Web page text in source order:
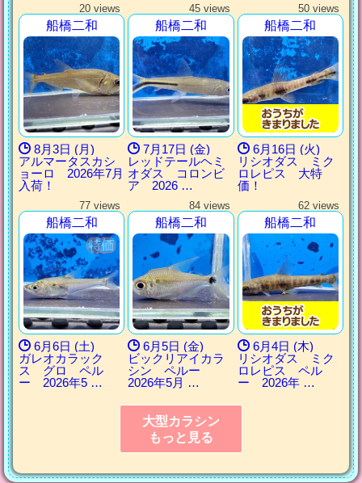
20 views
船橋二和
8月3日 (月)
アルマータスカシ
ョーロ 2026年7月
入荷！
45 views
船橋二和
7月17日 (金)
レッドテールヘミ
オダス コロンビ
ア 2026 …
50 views
船橋二和
6月16日 (火)
リシオダス ミク
ロレピス 大特
価！
77 views
船橋二和
6月6日 (土)
ガレオカラック
ス グロ ペル
ー 2026年5 …
84 views
船橋二和
6月5日 (金)
ビックリアイカラ
シン ペルー
2026年5月 …
62 views
船橋二和
6月4日 (木)
リシオダス ミク
ロレピス ペル
ー 2026年 …
大型カラシン
もっと見る